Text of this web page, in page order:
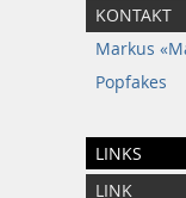
KONTAKT
Markus
Popfakes
LINKS
LINK